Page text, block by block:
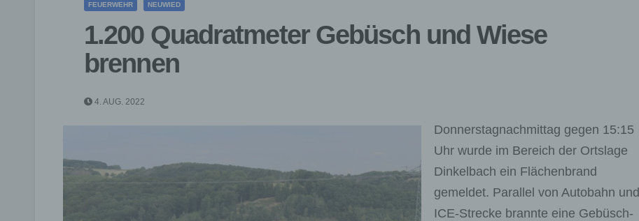
FEUERWEHR NEUWIED
1.200 Quadratmeter Gebüsch und Wiese
brennen
4. AUG. 2022
Donnerstagnachmittag gegen 15:15
Uhr wurde im Bereich der Ortslage
Dinkelbach ein Flächenbrand
gemeldet. Parallel von Autobahn und
ICE-Strecke brannte eine Gebüsch-